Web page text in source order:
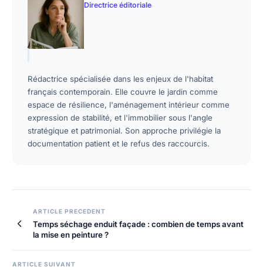
Directrice éditoriale
Rédactrice spécialisée dans les enjeux de l'habitat
français contemporain. Elle couvre le jardin comme
espace de résilience, l'aménagement intérieur comme
expression de stabilité, et l'immobilier sous l'angle
stratégique et patrimonial. Son approche privilégie la
documentation patient et le refus des raccourcis.
ARTICLE PRECEDENT
Temps séchage enduit façade : combien de temps avant
la mise en peinture ?
ARTICLE SUIVANT